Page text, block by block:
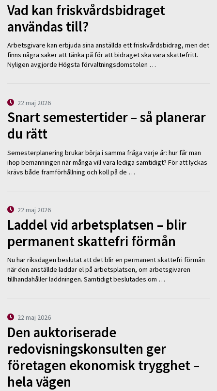
Vad kan friskvårdsbidraget
användas till?
Arbetsgivare kan erbjuda sina anställda ett friskvårdsbidrag, men det
finns några saker att tänka på för att bidraget ska vara skattefritt.
Nyligen avgjorde Högsta förvaltningsdomstolen …
22 maj 2026
Snart semestertider – så planerar
du rätt
Semesterplanering brukar börja i samma fråga varje år: hur får man
ihop bemanningen när många vill vara lediga samtidigt? För att lyckas
krävs både framförhållning och koll på de …
22 maj 2026
Laddel vid arbetsplatsen – blir
permanent skattefri förmån
Nu har riksdagen beslutat att det blir en permanent skattefri förmån
när den anställde laddar el på arbetsplatsen, om arbetsgivaren
tillhandahåller laddningen. Samtidigt beslutades om …
22 maj 2026
Den auktoriserade
redovisningskonsulten ger
företagen ekonomisk trygghet –
hela vägen